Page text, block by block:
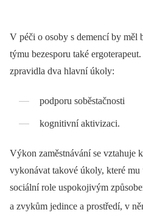
V péči o osoby s demencí by
týmu bezesporu také
zpravidla dva hlavní úkoly:
podporu soběstačnosti
kognitivní aktivizaci.
Výkon zaměstnávání se vztahuje
vykonávat takové úkoly, které
sociální role uspokojivým
a zvykům jedince a prostředí, v